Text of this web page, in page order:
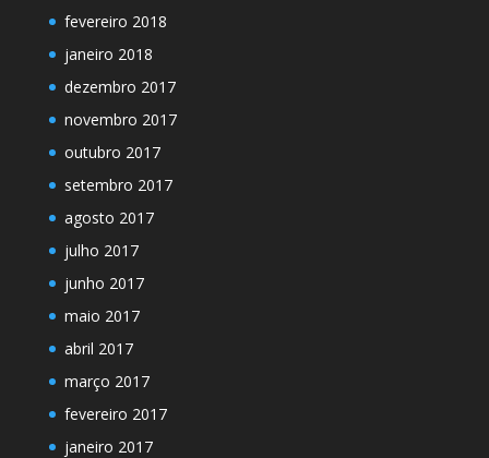
fevereiro 2018
janeiro 2018
dezembro 2017
novembro 2017
outubro 2017
setembro 2017
agosto 2017
julho 2017
junho 2017
maio 2017
abril 2017
março 2017
fevereiro 2017
janeiro 2017